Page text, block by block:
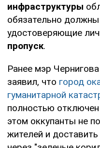
инфраструктуры
обязательно
удостоверяющие
пропуск.
Ранее мэр
заявил, что город
гуманитарной
полностью
этом оккупанты не
жителей и